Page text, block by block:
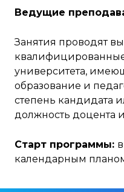
Ведущие
Занятия проводят
университета,
образование и
степень кандидата
должность доцента
Старт программы:
календарным